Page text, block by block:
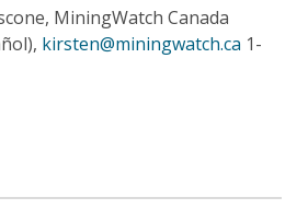
MiningWatch Canada
kirsten@miningwatch.ca 1-